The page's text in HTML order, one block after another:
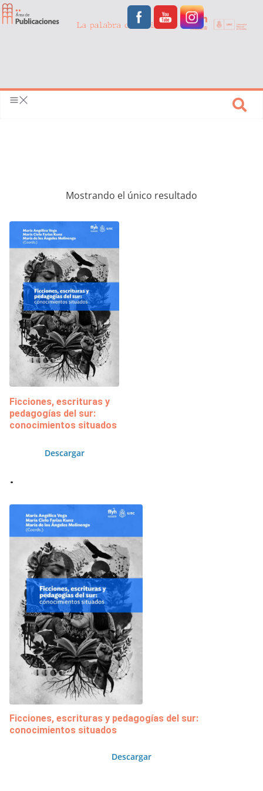
Mostrando el único resultado
Ficciones, escrituras y
pedagogías del sur:
conocimientos situados
Descargar
.
Ficciones, escrituras y pedagogías del sur:
conocimientos situados
Descargar